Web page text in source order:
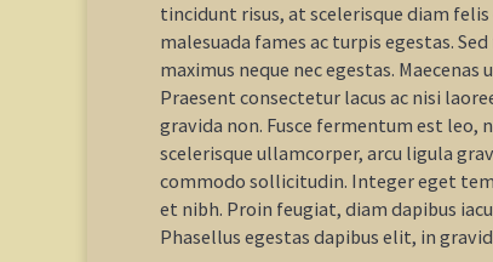
tincidunt risus, at scelerisque diam
malesuada fames ac turpis egestas.
maximus neque nec egestas.
Praesent consectetur lacus ac nisi
gravida non. Fusce fermentum est leo,
scelerisque ullamcorper, arcu ligula
commodo sollicitudin. Integer eget
et nibh. Proin feugiat, diam dapibus
Phasellus egestas dapibus elit, in